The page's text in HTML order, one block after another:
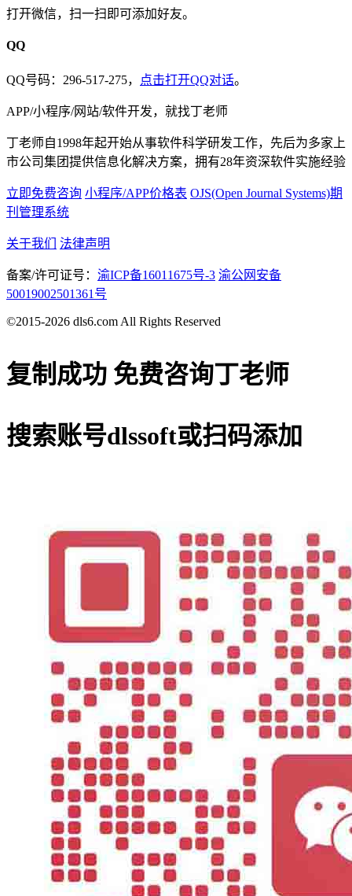
打开微信，扫一扫即可添加好友。
QQ
QQ号码：296-517-275， 点击打开QQ对话。
APP/小程序/网站/软件开发，就找丁老师
丁老师自1998年起开始从事软件科学研发工作，先后为多家上
市公司集团提供信息化解决方案，拥有28年资深软件实施经验
立即免费咨询 小程序/APP价格表 OJS(Open Journal Systems)期
刊管理系统
关于我们 法律声明
备案/许可证号： 渝ICP备16011675号-3 渝公网安备
50019002501361号
©2015-2026 dls6.com All Rights Reserved
复制成功 免费咨询丁老师
搜索账号dlssoft或扫码添加